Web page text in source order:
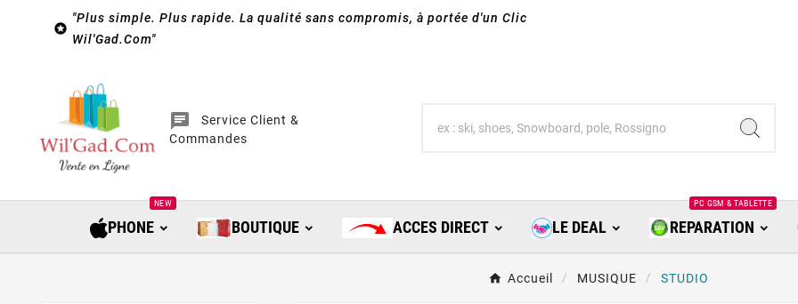

"Plus simple. Plus rapide. La qualité sans compromis, à portée d'un Clic
Wil'Gad.Com"
chat
Service Client &
Commandes
PHONE
NEW
BOUTIQUE ACCES DIRECT LE DEAL REPARATION
PC GSM & TABLETTE
Accueil MUSIQUE STUDIO